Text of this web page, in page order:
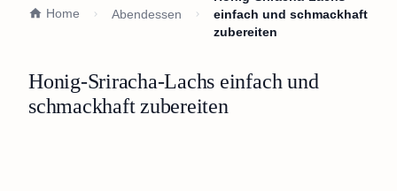
Home Abendessen
einfach und schmackhaft
zubereiten
Honig-Sriracha-Lachs einfach und
schmackhaft zubereiten